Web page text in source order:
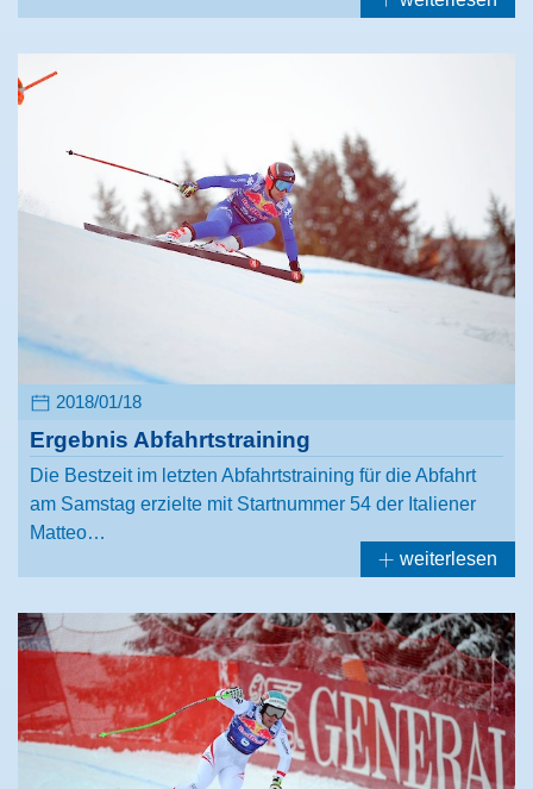
2018/01/18
Ergebnis Abfahrtstraining
Die Bestzeit im letzten Abfahrtstraining für die Abfahrt
am Samstag erzielte mit Startnummer 54 der Italiener
Matteo…
weiterlesen